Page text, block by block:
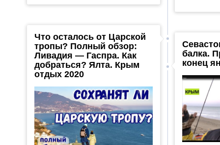
Что осталось от Царской
тропы? Полный обзор:
Ливадия — Гаспра. Как
добраться? Ялта. Крым
отдых 2020
балка.
конец